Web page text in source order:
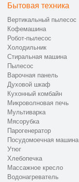
Бытовая техника
Вертикальный пылесос
Кофемашина
Робот-пылесос
Холодильник
Стиральная машина
Пылесос
Варочная панель
Духовой шкаф
Кухонный комбайн
Микроволновая печь
Мультиварка
Мясорубка
Парогенератор
Посудомоечная машина
Утюг
Хлебопечка
Массажное кресло
Водонагреватель